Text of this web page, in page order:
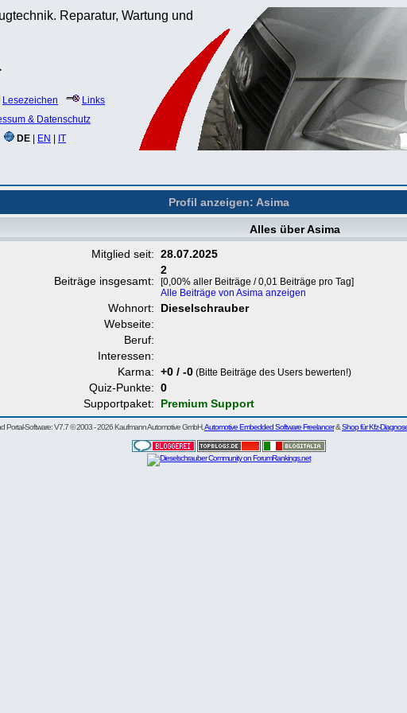
Reparatur, Wartung und
Lesezeichen
Links
& Datenschutz
DE EN IT
Profil anzeigen: Asima
Alles über Asima
Mitglied seit: 28.07.2025
Beiträge insgesamt:
2
[0,00% aller Beiträge / 0,01 Beiträge pro Tag]
Alle Beiträge von Asima anzeigen
Wohnort:
Dieselschrauber
Webseite:
Beruf:
Interessen:
Karma: +0 / -0 (Bitte Beiträge des Users bewerten!)
Quiz-Punkte: 0
Supportpaket:
Premium Support
Portal-Software: V7.7 © 2003 - 2026 Kaufmann Automotive GmbH,Automotive Embedded Software Freelancer&Shop für Kfz-